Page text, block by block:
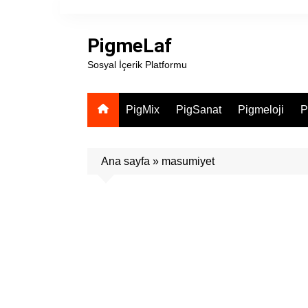
PigmeLaf
Sosyal İçerik Platformu
PigMix PigSanat Pigmeloji
Ana sayfa » masumiyet